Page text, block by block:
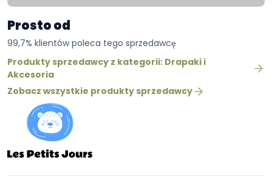
Prosto od
99,7% klientów poleca tego sprzedawcę
Produkty sprzedawcy z kategorii: Drapaki i
Akcesoria
Zobacz wszystkie produkty sprzedawcy